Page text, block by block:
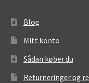
Blog
Mitt konto
Sådan køber du
Returneringer og